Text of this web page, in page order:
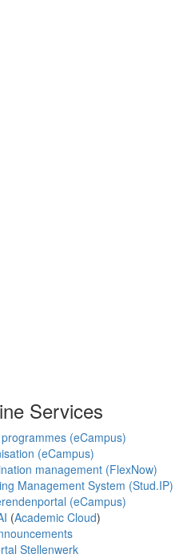
Services
(eCampus)
(eCampus)
management (FlexNow)
Management System (Stud.IP)
(eCampus)
(Academic Cloud)
Stellenwerk